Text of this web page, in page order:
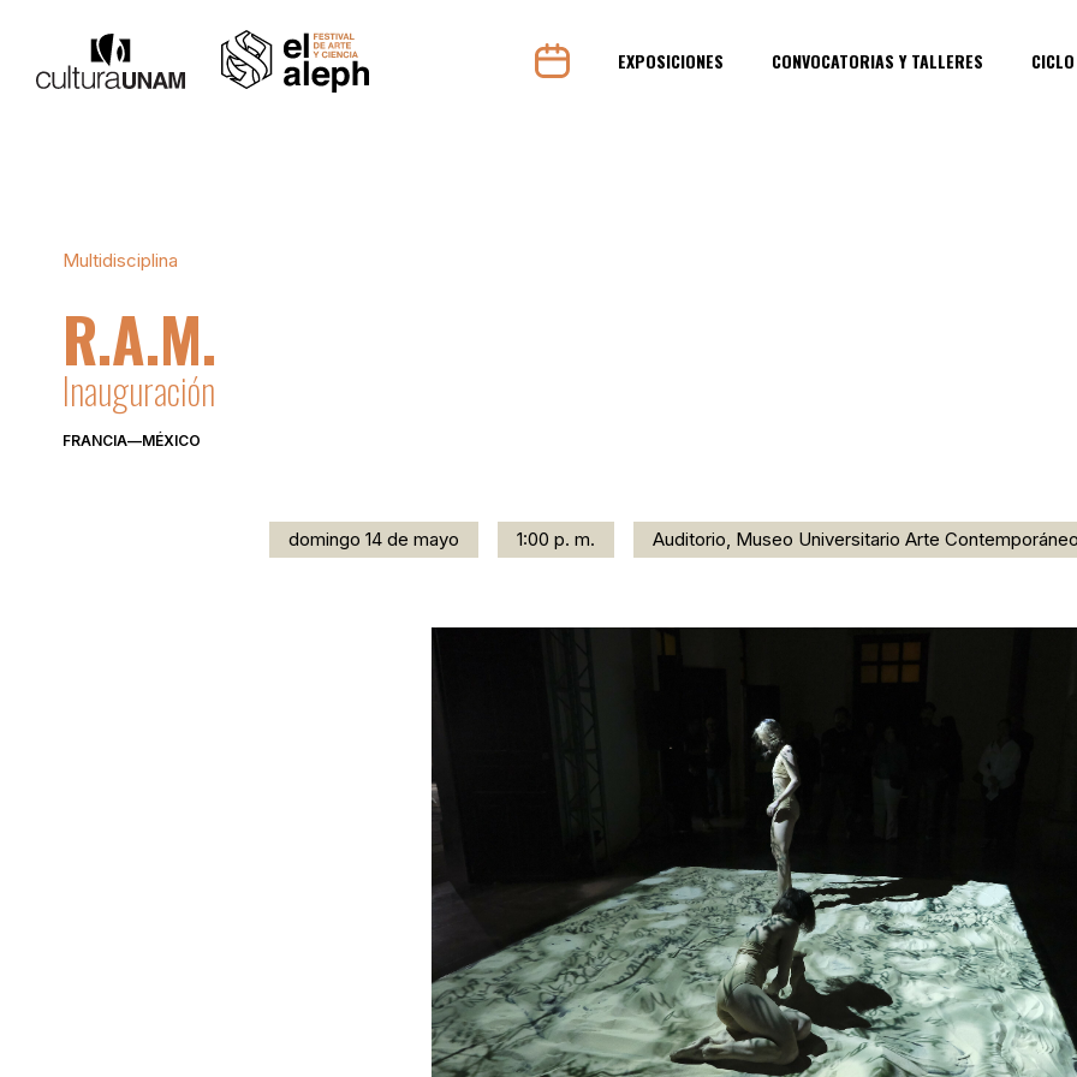
EXPOSICIONES CONVOCATORIAS Y TALLERES
Multidisciplina
R.A.M.
Inauguración
FRANCIA—MÉXICO
domingo 14 de mayo 1:00 p. m. Auditorio, Museo Universitario Arte